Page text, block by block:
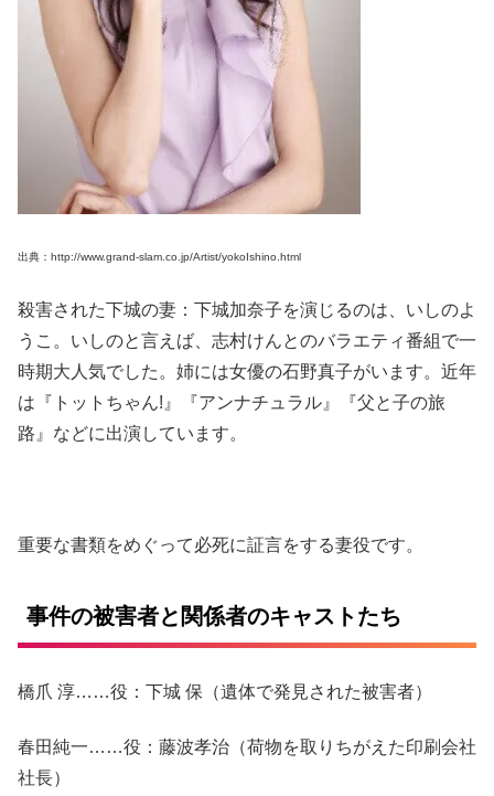
出典：http://www.grand-slam.co.jp/Artist/yokoIshino.html
殺害された下城の妻：下城加奈子を演じるのは、いしのよ
うこ。いしのと言えば、志村けんとのバラエティ番組で一
時期大人気でした。姉には女優の石野真子がいます。近年
は『トットちゃん!』『アンナチュラル』『父と子の旅
路』などに出演しています。
重要な書類をめぐって必死に証言をする妻役です。
事件の被害者と関係者のキャストたち
橋爪 淳……役：下城 保（遺体で発見された被害者）
春田純一……役：藤波孝治（荷物を取りちがえた印刷会社
社長）